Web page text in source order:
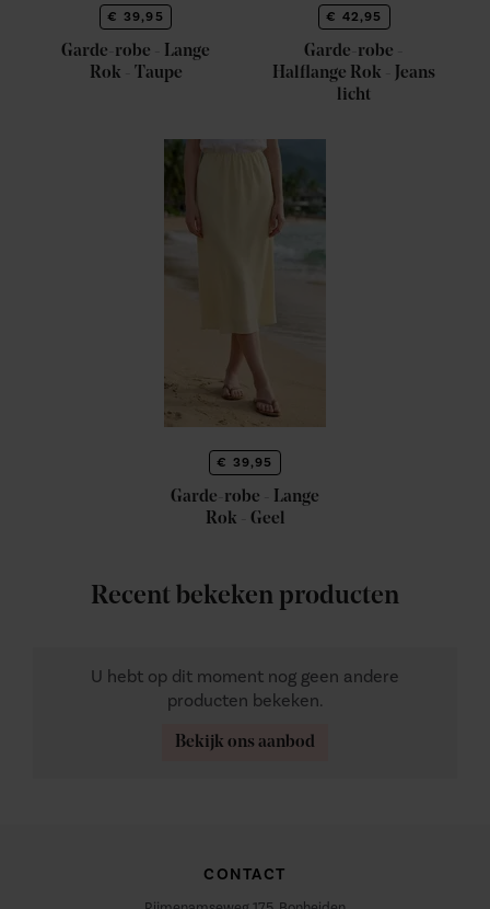
€ 39,95
Garde-robe - Lange
Rok - Taupe
€ 42,95
Garde-robe -
Halflange Rok - Jeans
licht
€ 39,95
Garde-robe - Lange
Rok - Geel
Recent bekeken producten
U hebt op dit moment nog geen andere
producten bekeken.
Bekijk ons aanbod
CONTACT